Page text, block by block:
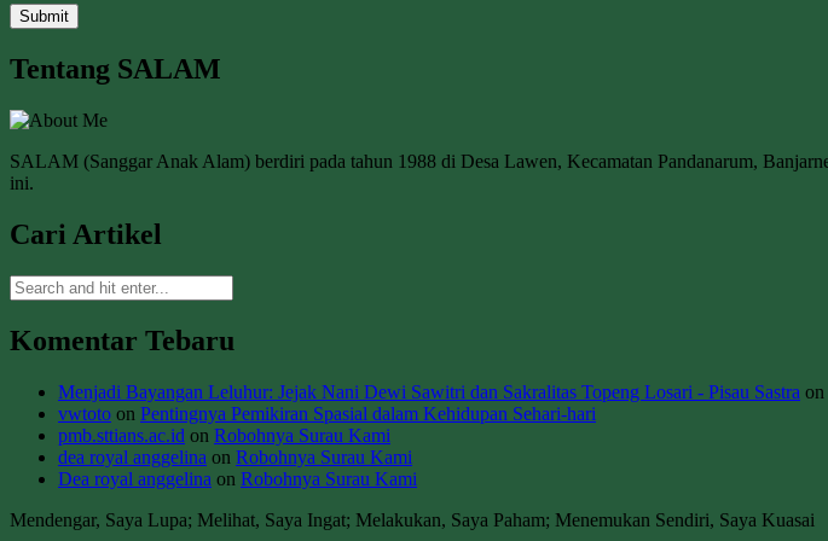
Tentang SALAM
SALAM (Sanggar Anak Alam) berdiri pada tahun 1988 di Desa Lawen, Kecamatan Pandanarum,
ini.
Cari Artikel
Komentar Tebaru
Menjadi Bayangan Leluhur: Jejak Nani Dewi Sawitri dan Sakralitas Topeng Losari - Pisau Sastra on
vwtoto on Pentingnya Pemikiran Spasial dalam Kehidupan Sehari-hari
pmb.sttians.ac.id on Robohnya Surau Kami
dea royal anggelina on Robohnya Surau Kami
Dea royal anggelina on Robohnya Surau Kami
Mendengar, Saya Lupa; Melihat, Saya Ingat; Melakukan, Saya Paham; Menemukan Sendiri, Saya Kuasai